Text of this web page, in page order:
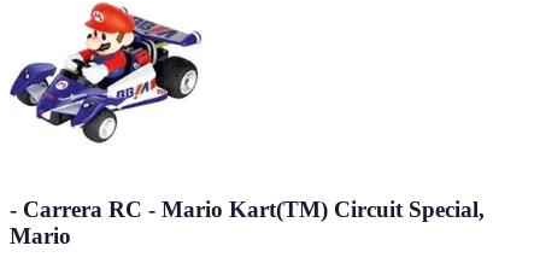
- Carrera RC - Mario Kart(TM) Circuit Special,
Mario